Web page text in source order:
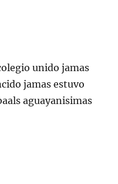
unido jamas
jamas estuvo
aguayanisimas